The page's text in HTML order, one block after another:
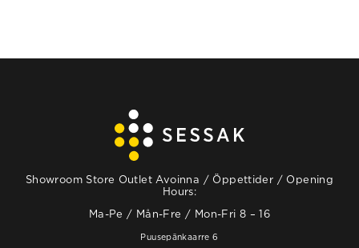
Showroom Store Outlet Avoinna / Öppettider / Opening
Hours:
Ma-Pe / Mån-Fre / Mon-Fri 8 – 16
Puusepänkaarre 6